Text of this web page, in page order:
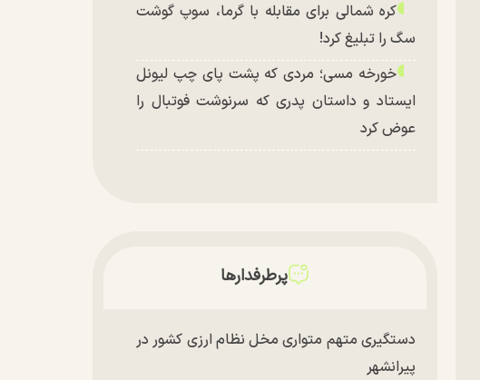
کره شمالی برای مقابله با گرما، سوپ گوشت
سگ را تبلیغ کرد!
خورخه مسی؛ مردی که پشت پای چپ لیونل
ایستاد و داستان پدری که سرنوشت فوتبال را
عوض کرد
پرطرفدارها
دستگیری متهم متواری مخل نظام ارزی کشور در
پیرانشهر